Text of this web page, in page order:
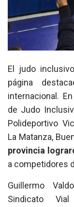
El judo
página
internacional.
de Judo
Polideportivo
La Matanza,
provincia
a competidores
Guillermo
Sindicato